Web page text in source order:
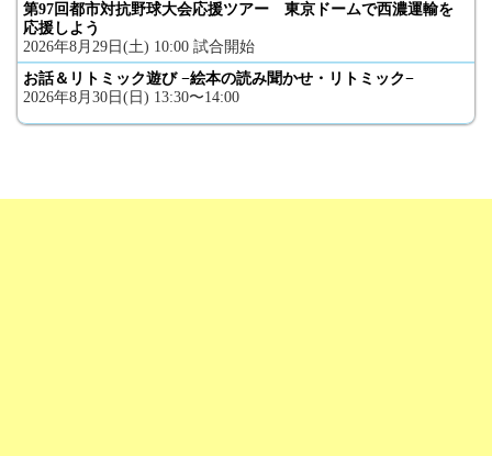
第97回都市対抗野球大会応援ツアー 東京ドームで西濃運輸を
応援しよう
2026年8月29日(土) 10:00 試合開始
お話＆リトミック遊び −絵本の読み聞かせ・リトミック−
2026年8月30日(日) 13:30〜14:00